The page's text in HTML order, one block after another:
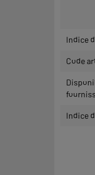
Indice
Code
Indice